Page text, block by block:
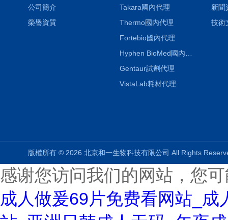
公司簡介
榮譽資質
Takara國內代理
Thermo國內代理
Fortebio國內代理
Gentaur試劑代理
VistaLab耗材代理
新聞
技術
版權所有 © 2026 北京和一生物科技有限公司 All Rights
感谢您访问我们的网站，您
成人做爰69片免费看网站_